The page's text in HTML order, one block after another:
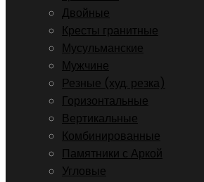
Двойные
Кресты гранитные
Мусульманские
Мужчине
Резные (худ. резка)
Горизонтальные
Вертикальные
Комбинированные
Памятники с Аркой
Угловые